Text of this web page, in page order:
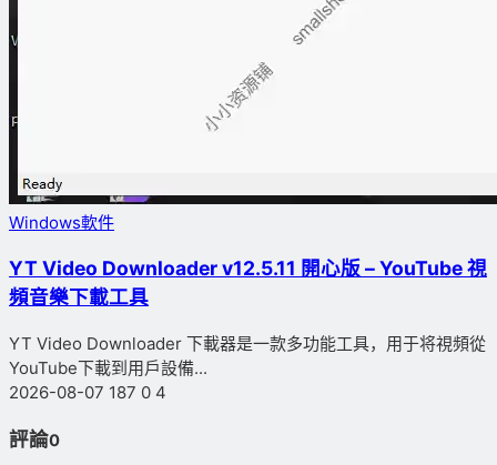
Windows軟件
YT Video Downloader v12.5.11 開心版 – YouTube 視
頻音樂下載工具
YT Video Downloader 下載器是一款多功能工具，用于将視頻從
YouTube下載到用戶設備...
2026-08-07 187 0 4
評論0